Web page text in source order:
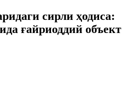
сирли ҳодиса:
ғайриоддий объект